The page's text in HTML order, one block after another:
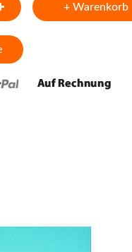
+ Warenkorb